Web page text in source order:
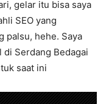
gelar itu bisa saya
SEO yang
palsu, hehe. Saya
di Serdang Bedagai
saat ini